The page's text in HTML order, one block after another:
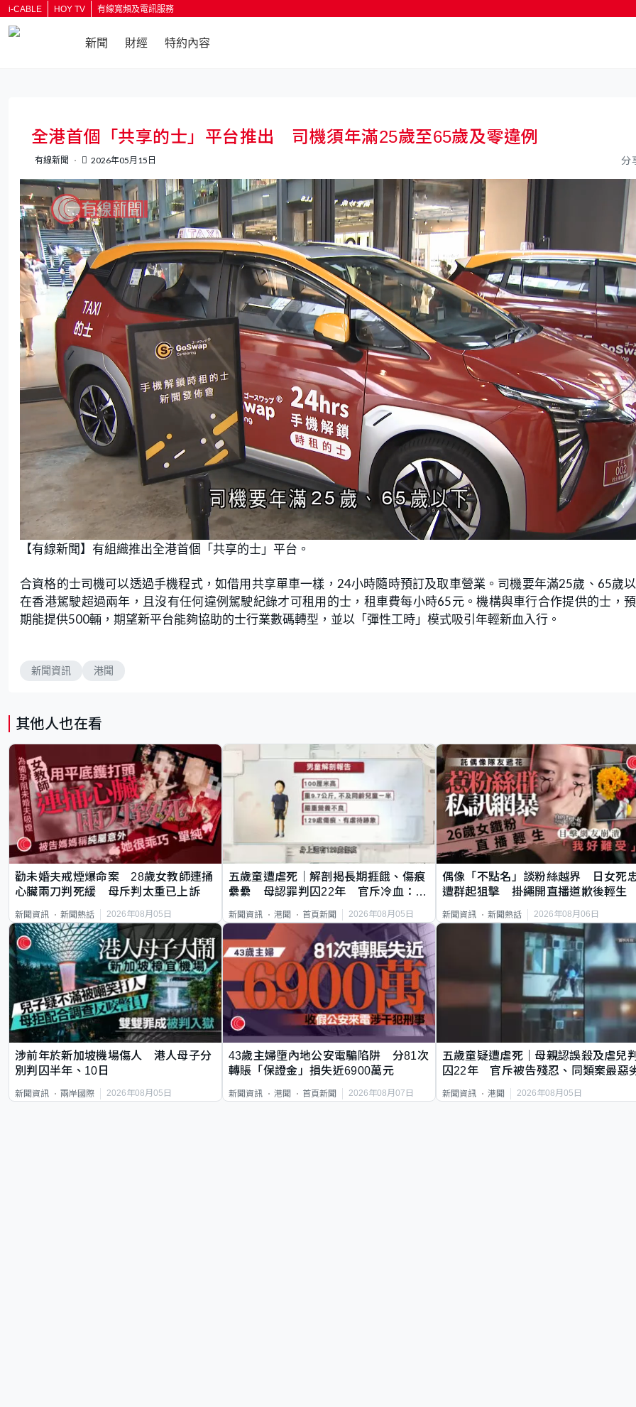
i-CABLE HOY TV 有線寬頻及電訊服務
新聞 財經 特約內容
全港首個「共享的士」平台推出 司機須年滿25歲至65歲及零違例
有線新聞 2026年05月15日 分
n
m
u
o
a
d
6
2
.
7
9
%
【有線新聞】有組織推出全港首個「共享的士」平台。
合資格的士司機可以透過手機程式，如借用共享單車一樣，24小時隨時預訂及取車營業。司機要年滿25歲、65歲
在香港駕駛超過兩年，且沒有任何違例駕駛紀錄才可租用的士，租車費每小時65元。機構與車行合作提供的士，
期能提供500輛，期望新平台能夠協助的士行業數碼轉型，並以「彈性工時」模式吸引年輕新血入行。
新聞資訊 港聞
其他人也在看
勸未婚夫戒煙爆命案 28歲女教師連捅
心臟兩刀判死緩 母斥判太重已上訴
新聞資訊 新聞熱話 2026年08月05日
五歲童遭虐死｜解剖揭長期捱餓、傷痕
纍纍 母認罪判囚22年 官斥冷血：同
新聞資訊 港聞 首頁新聞 2026年08月05日
偶像「不點名」談粉絲越界 日女死
遭群起狙擊 掛繩開直播道歉後輕生
新聞資訊 新聞熱話 2026年08月06日
涉前年於新加坡機場傷人 港人母子分
別判囚半年、10日
新聞資訊 兩岸國際 2026年08月05日
43歲主婦墮內地公安電騙陷阱 分81次
轉賬「保證金」損失近6900萬元
新聞資訊 港聞 首頁新聞 2026年08月07日
五歲童疑遭虐死｜母親認誤殺及虐兒
囚22年 官斥被告殘忍、同類案最惡
新聞資訊 港聞 2026年08月05日